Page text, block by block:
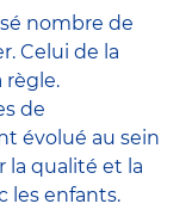
nombre de
Celui de la
règle.
de
évolué au sein
la qualité et la
les enfants.